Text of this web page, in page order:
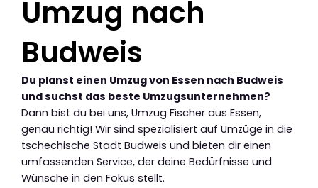
Umzug nach
Budweis
Du planst einen Umzug von Essen nach Budweis
und suchst das beste Umzugsunternehmen?
Dann bist du bei uns, Umzug Fischer aus Essen,
genau richtig! Wir sind spezialisiert auf Umzüge in die
tschechische Stadt Budweis und bieten dir einen
umfassenden Service, der deine Bedürfnisse und
Wünsche in den Fokus stellt.